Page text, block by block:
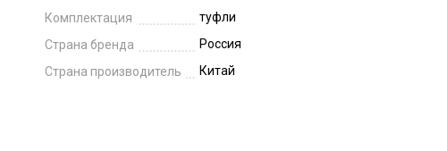
Комплектация
туфли
Страна бренда
Россия
Страна производитель
Китай